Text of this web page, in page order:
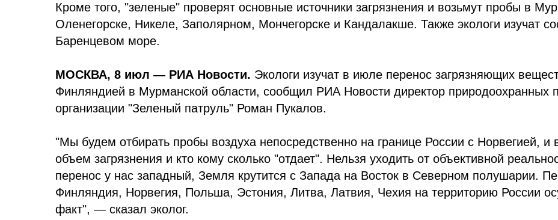
Кроме того, "зеленые" проверят основные источники загрязнения и возьмут пробы в
Оленегорске, Никеле, Заполярном, Мончегорске и Кандалакше. Также экологи изучат
Баренцевом море.
МОСКВА, 8 июл — РИА Новости. Экологи изучат в июле перенос загрязняющих
Финляндией в Мурманской области, сообщил РИА Новости директор природоохранных
организации "Зеленый патруль" Роман Пукалов.
"Мы будем отбирать пробы воздуха непосредственно на границе России с Норвегией, и
объем загрязнения и кто кому сколько "отдает". Нельзя уходить от объективной
перенос у нас западный, Земля крутится с Запада на Восток в Северном полушарии.
Финляндия, Норвегия, Польша, Эстония, Литва, Латвия, Чехия на территорию России
факт", — сказал эколог.